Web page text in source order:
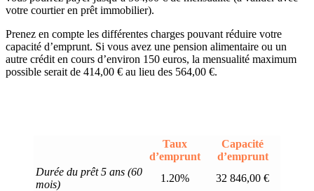
votre courtier en prêt immobilier).
Prenez en compte les différentes charges pouvant réduire votre
capacité d’emprunt. Si vous avez une pension alimentaire ou un
autre crédit en cours d’environ 150 euros, la mensualité maximum
possible serait de 414,00 € au lieu des 564,00 €.
Taux
d’emprunt
Capacité
d’emprunt
Durée du prêt 5 ans (60
mois)
1.20%
32 846,00 €